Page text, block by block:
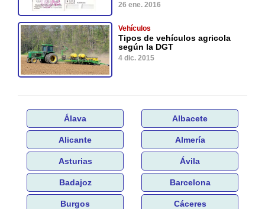
26 ene. 2016
Vehículos
Tipos de vehículos agricola
según la DGT
4 dic. 2015
Álava Albacete
Alicante Almería
Asturias Ávila
Badajoz Barcelona
Burgos Cáceres